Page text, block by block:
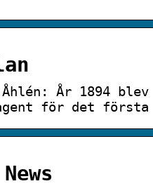
År 1894 blev
för det första